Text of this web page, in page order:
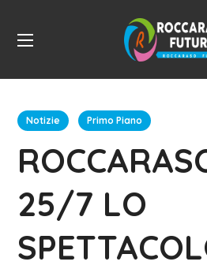
Notizie Primo Piano
25/7 LO